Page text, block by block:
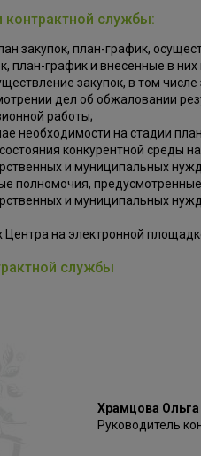
службы:
закупок, план-график,
план-график и внесенные в
закупок, в том
дел об обжаловании
работы;
необходимости на стадии
конкурентной среды
и муниципальных
полномочия,
и муниципальных
Центра на электронной
службы
Храмцова
Руководитель